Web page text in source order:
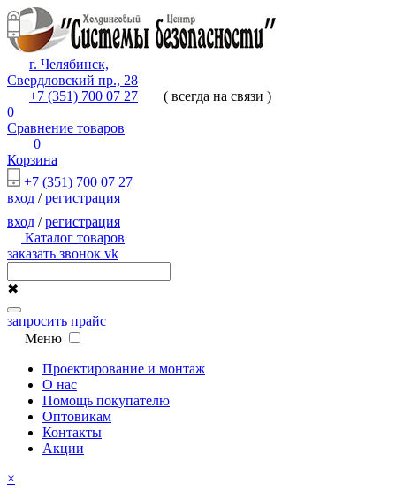
г. Челябинск,
Свердловский пр., 28
+7 (351) 700 07 27
( всегда на связи )
0
Сравнение товаров
0
Корзина
+7 (351) 700 07 27
вход /регистрация
вход /регистрация
Каталог товаров
заказать звонок vk
✖
запросить прайс
Меню
Проектирование и монтаж
О нас
Помощь покупателю
Оптовикам
Контакты
Акции
×